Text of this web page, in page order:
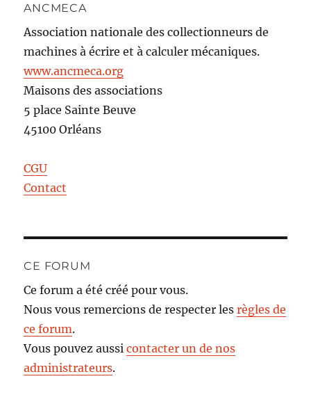
ANCMECA
Association nationale des collectionneurs de
machines à écrire et à calculer mécaniques.
www.ancmeca.org
Maisons des associations
5 place Sainte Beuve
45100 Orléans
CGU
Contact
CE FORUM
Ce forum a été créé pour vous.
Nous vous remercions de respecter lesrègles de
ce forum.
Vous pouvez aussicontacter un de nos
administrateurs.